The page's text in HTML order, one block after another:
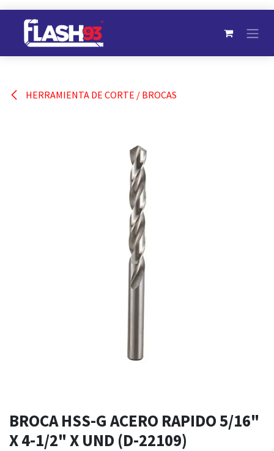
Ir al contenido
HERRAMIENTA DE CORTE / BROCAS
BROCA HSS-G ACERO RAPIDO 5/16"
X 4-1/2" X UND (D-22109)